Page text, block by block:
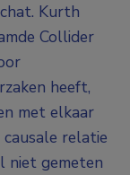
Kurth
Collider
heeft,
met elkaar
relatie
niet gemeten